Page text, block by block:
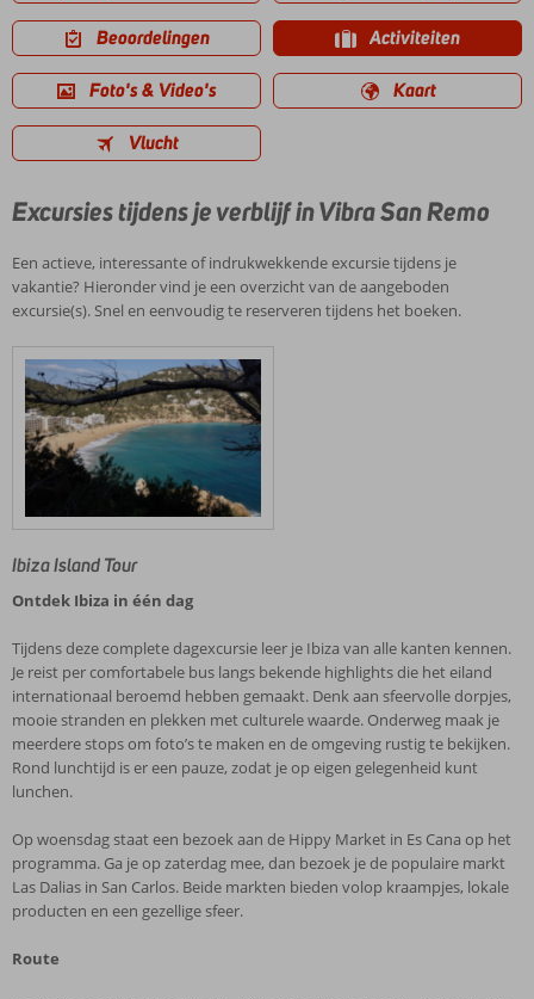
Beoordelingen Activiteiten
Foto's & Video's Kaart
Vlucht
Excursies tijdens je verblijf in Vibra San Remo
Een actieve, interessante of indrukwekkende excursie tijdens je
vakantie? Hieronder vind je een overzicht van de aangeboden
excursie(s). Snel en eenvoudig te reserveren tijdens het boeken.
Ibiza Island Tour
Ontdek Ibiza in één dag
Tijdens deze complete dagexcursie leer je Ibiza van alle kanten kennen.
Je reist per comfortabele bus langs bekende highlights die het eiland
internationaal beroemd hebben gemaakt. Denk aan sfeervolle dorpjes,
mooie stranden en plekken met culturele waarde. Onderweg maak je
meerdere stops om foto’s te maken en de omgeving rustig te bekijken.
Rond lunchtijd is er een pauze, zodat je op eigen gelegenheid kunt
lunchen.
Op woensdag staat een bezoek aan de Hippy Market in Es Cana op het
programma. Ga je op zaterdag mee, dan bezoek je de populaire markt
Las Dalias in San Carlos. Beide markten bieden volop kraampjes, lokale
producten en een gezellige sfeer.
Route